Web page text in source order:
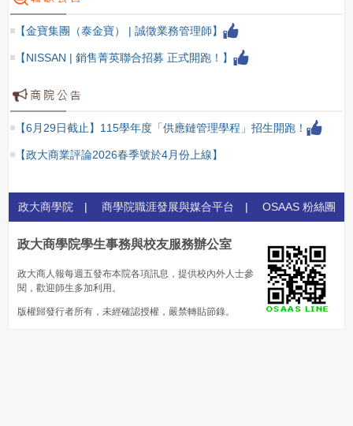
【金寶集團（泰金寶） | 誠徵業務管理師】
【NISSAN | 銷售菁英聯合招募 正式開跑！】
【6月29日截止】115學年度「供應鏈管理學程」招生開跑！
【政大商業評論2026春季號於4月份上線】
政大商學院 | 商學院職涯發展與媒合平台 | OSAAS 粉絲團
政大商學院學生事務與校友服務辦公室
政大商人報每週五發布本院各項訊息，提供校內外人士參
閱，歡迎師生多加利用。
版權歸發行者所有，未經確認授權，嚴禁轉貼節錄。